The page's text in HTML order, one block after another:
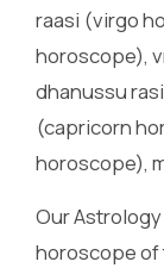
raasi (virgo
horoscope),
dhanussu
(capricorn
horoscope),
Our
horoscope of